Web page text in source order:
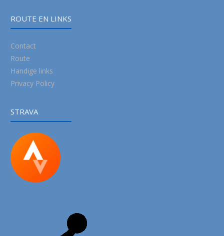
ROUTE EN LINKS
Contact
Route
Handige links
Privacy Policy
STRAVA